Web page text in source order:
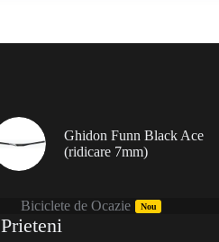
Ghidon Funn Black Ace
(ridicare 7mm)
Biciclete de Ocazie Nou
Prieteni